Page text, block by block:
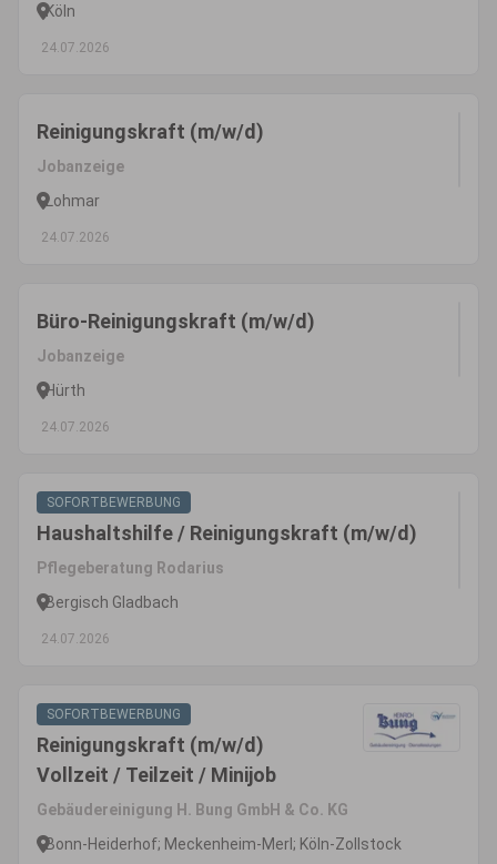
Köln
24.07.2026
Reinigungskraft (m/w/d)
Jobanzeige
Lohmar
24.07.2026
Büro-Reinigungskraft (m/w/d)
Jobanzeige
Hürth
24.07.2026
SOFORTBEWERBUNG
Haushaltshilfe / Reinigungskraft (m/w/d)
Pflegeberatung Rodarius
Bergisch Gladbach
24.07.2026
SOFORTBEWERBUNG
Reinigungskraft (m/w/d)
Vollzeit / Teilzeit / Minijob
Gebäudereinigung H. Bung GmbH & Co. KG
Bonn-Heiderhof; Meckenheim-Merl; Köln-Zollstock